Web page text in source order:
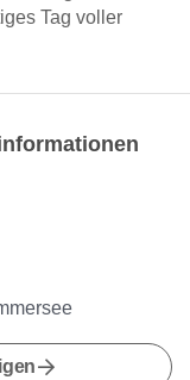
Tag voller